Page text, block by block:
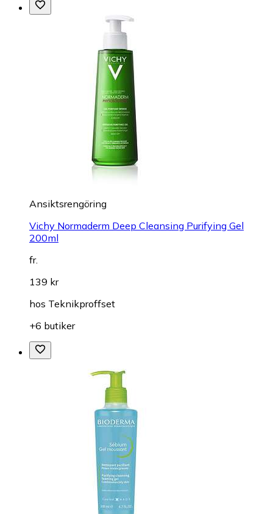
Ansiktsrengöring
Vichy Normaderm Deep Cleansing Purifying Gel
200ml
fr.
139 kr
hos Teknikproffset
+6 butiker